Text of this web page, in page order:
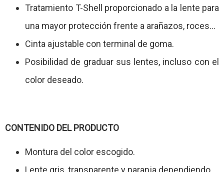
Tratamiento T-Shell proporcionado a la lente para
una mayor protección frente a arañazos, roces...
Cinta ajustable con terminal de goma.
Posibilidad de graduar sus lentes, incluso con el
color deseado.
CONTENIDO DEL PRODUCTO
Montura del color escogido.
Lente gris, transparente y naranja dependiendo